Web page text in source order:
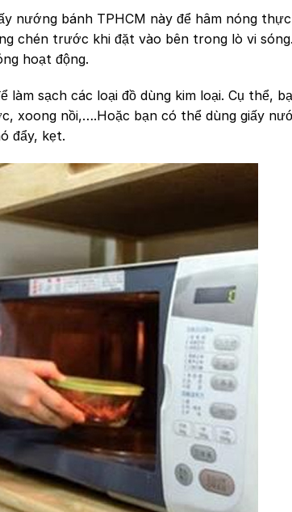
nướng bánh TPHCM này để hâm nóng
chén trước khi đặt vào bên trong lò vi
hoạt động.
sạch các loại đồ dùng kim loại. Cụ thể,
xoong nồi,….Hoặc bạn có thể dùng giấy
đẩy, kẹt.